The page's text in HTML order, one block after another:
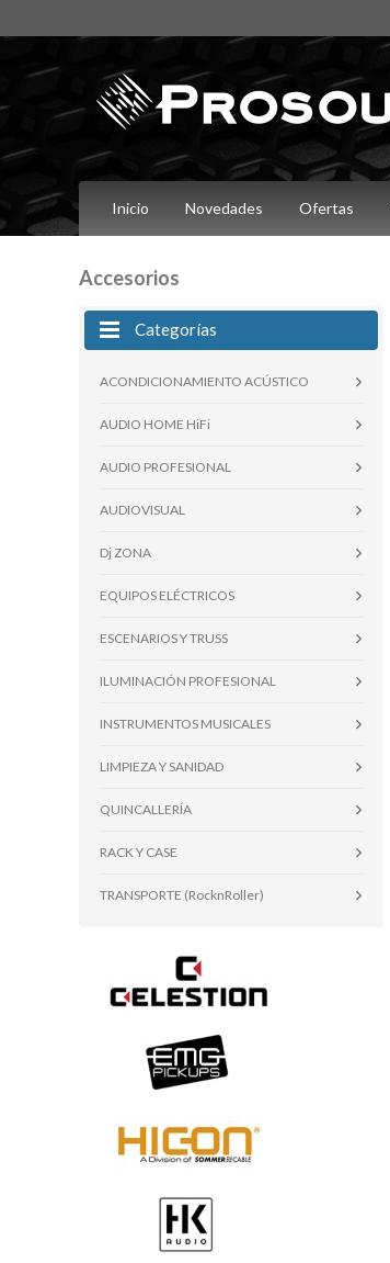
Inicio Novedades Ofertas
Accesorios
Categorías
ACONDICIONAMIENTO ACÚSTICO
AUDIO HOME HiFi
AUDIO PROFESIONAL
AUDIOVISUAL
Dj ZONA
EQUIPOS ELÉCTRICOS
ESCENARIOS Y TRUSS
ILUMINACIÓN PROFESIONAL
INSTRUMENTOS MUSICALES
LIMPIEZA Y SANIDAD
QUINCALLERÍA
RACK Y CASE
TRANSPORTE (RocknRoller)